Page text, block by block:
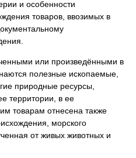
и особенности
товаров, ввозимых в
или произведёнными в
полезные ископаемые,
природные ресурсы,
территории, в ее
товарам отнесена также
морского
от живых животных и